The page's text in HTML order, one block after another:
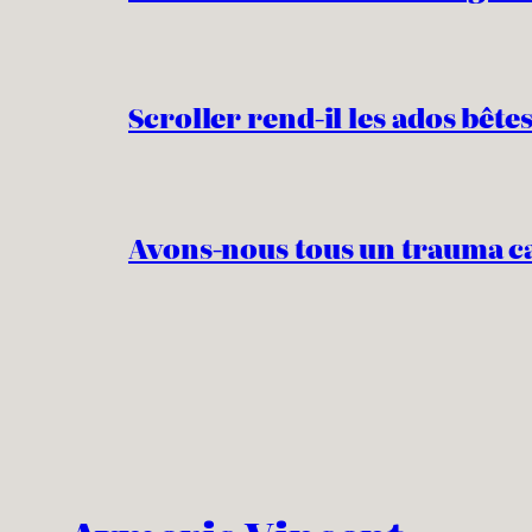
Scroller rend-il les ados
Avons-nous tous un trauma